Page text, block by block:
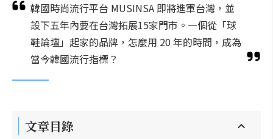
韓國時尚流行平台 MUSINSA 即將進軍台灣，並
設下五年內要在台灣拓展15家門市。一個從「球
鞋論壇」起家的品牌，怎麼用 20 年的時間，成為
當今韓國流行指標？
文章目錄